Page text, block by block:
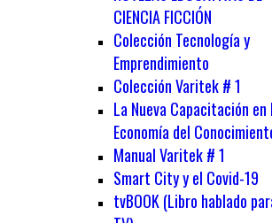
CIENCIA FICCIÓN
Colección Tecnología y
Emprendimiento
Colección Varitek # 1
La Nueva Capacitación en
Economía del
Manual Varitek # 1
Smart City y el Covid-19
tvBOOK (Libro hablado